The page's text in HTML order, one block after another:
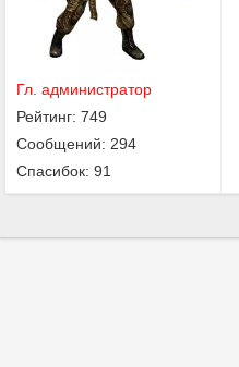
Гл. администратор
Рейтинг: 749
Сообщений: 294
Спасибок: 91